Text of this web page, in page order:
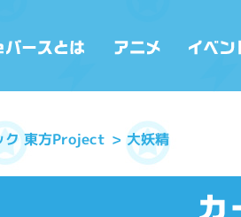
ク 東方Project 大妖精